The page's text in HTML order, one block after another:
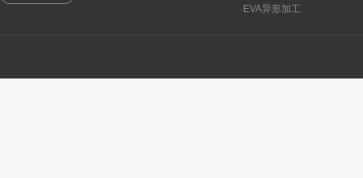
EVA异形加工